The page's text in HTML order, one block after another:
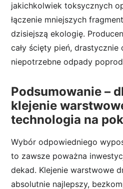
jakichkolwiek toksycznych
łączenie mniejszych
dzisiejszą ekologię.
cały ścięty pień, drastycznie
niepotrzebne odpady
Podsumowanie –
klejenie
technologia na
Wybór odpowiedniego
to zawsze poważna
dekad. Klejenie warstwowe
absolutnie najlepszy,